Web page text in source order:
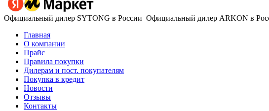
Официальный дилер SYTONG в России Официальный дилер ARKON в
Главная
О компании
Прайс
Правила покупки
Дилерам и пост. покупателям
Покупка в кредит
Новости
Отзывы
Контакты